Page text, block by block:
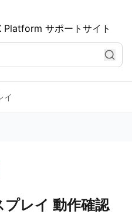
Platform サポートサイト
イ
レイ 動作確認